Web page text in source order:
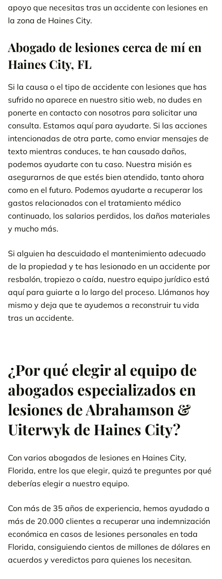
apoyo que necesitas tras un accidente con lesiones en
la zona de Haines City.
Abogado de lesiones cerca de mí en
Haines City, FL
Si la causa o el tipo de accidente con lesiones que has
sufrido no aparece en nuestro sitio web, no dudes en
ponerte en contacto con nosotros para solicitar una
consulta. Estamos aquí para ayudarte. Si las acciones
intencionadas de otra parte, como enviar mensajes de
texto mientras conduces, te han causado daños,
podemos ayudarte con tu caso. Nuestra misión es
asegurarnos de que estés bien atendido, tanto ahora
como en el futuro. Podemos ayudarte a recuperar los
gastos relacionados con el tratamiento médico
continuado, los salarios perdidos, los daños materiales
y mucho más.
Si alguien ha descuidado el mantenimiento adecuado
de la propiedad y te has lesionado en un accidente por
resbalón, tropiezo o caída, nuestro equipo jurídico está
aquí para guiarte a lo largo del proceso. Llámanos hoy
mismo y deja que te ayudemos a reconstruir tu vida
tras un accidente.
¿Por qué elegir al equipo de
abogados especializados en
lesiones de Abrahamson &
Uiterwyk de Haines City?
Con varios abogados de lesiones en Haines City,
Florida, entre los que elegir, quizá te preguntes por qué
deberías elegir a nuestro equipo.
Con más de 35 años de experiencia, hemos ayudado a
más de 20.000 clientes a recuperar una indemnización
económica en casos de lesiones personales en toda
Florida, consiguiendo cientos de millones de dólares en
acuerdos y veredictos para quienes los necesitan.